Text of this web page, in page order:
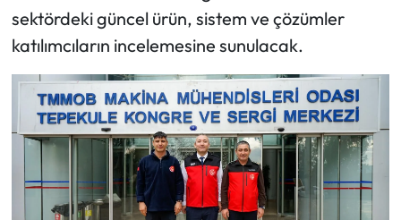
sektördeki güncel ürün, sistem ve çözümler
katılımcıların incelemesine sunulacak.